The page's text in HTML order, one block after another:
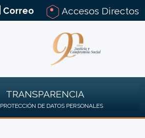
Correo Accesos Directos
TRANSPARENCIA
PROTECCIÓN DE DATOS PERSONALES